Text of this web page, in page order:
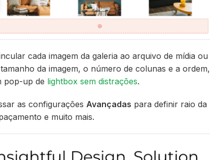
cada imagem da galeria ao arquivo de mídia ou
da imagem, o número de colunas e a ordem,
pop-up de lightbox sem distrações.
as configurações Avançadas para definir raio da
e muito mais.